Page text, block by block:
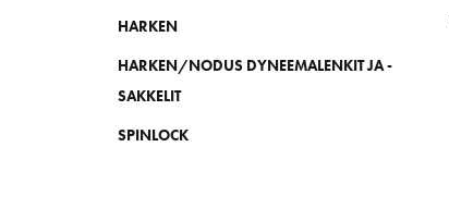
HARKEN
HARKEN/NODUS DYNEEMALENKIT JA -
SAKKELIT
SPINLOCK